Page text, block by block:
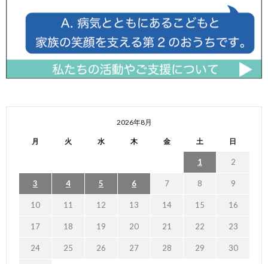
2026年8月
月 火 水 木 金 土 日
1 2
3 4 5 6 7 8 9
10 11 12 13 14 15 16
17 18 19 20 21 22 23
24 25 26 27 28 29 30